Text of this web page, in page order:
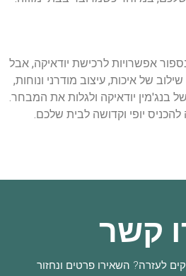
אפשרויות לרכישת יודאיקה, אבל
של איכות, עיצוב מודרני ונוחות,
בנג'מין יודאיקה ולגלות את המבחר.
יופי וקדושה לבית שלכם.
קשר
לעזרה? השאירו פרטים ונחזור